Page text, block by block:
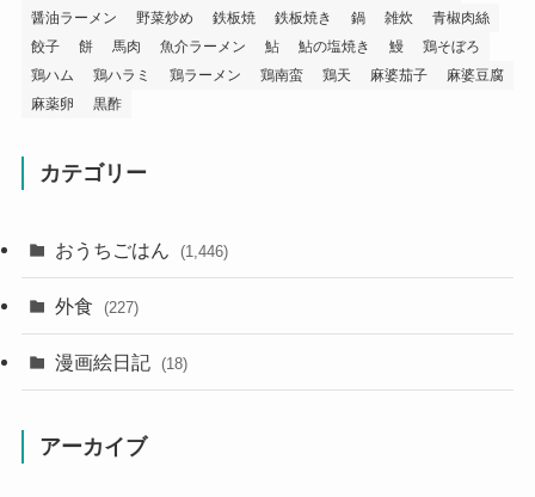
醤油ラーメン
野菜炒め 鉄板焼 鉄板焼き 鍋 雑炊
青椒肉絲
餃子
餅 馬肉 魚介ラーメン 鮎 鮎の塩焼き 鰻
鶏そぼろ
鶏ハム
鶏ハラミ 鶏ラーメン 鶏南蛮 鶏天 麻婆茄子
麻婆豆腐
麻薬卵
黒酢
カテゴリー
おうちごはん (1,446)
外食 (227)
漫画絵日記 (18)
アーカイブ